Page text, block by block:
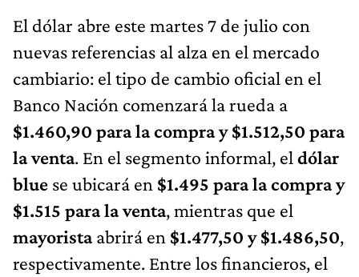
El dólar abre este martes 7 de julio con
nuevas referencias al alza en el mercado
cambiario: el tipo de cambio oficial en el
Banco Nación comenzará la rueda a
$1.460,90 para la compra y $1.512,50 para
la venta. En el segmento informal, el dólar
blue se ubicará en $1.495 para la compra y
$1.515 para la venta, mientras que el
mayoristaabrirá en $1.477,50 y $1.486,50,
respectivamente. Entre los financieros, el